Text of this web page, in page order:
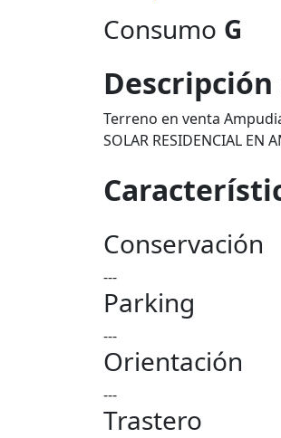
Consumo G
Terreno en venta
SOLAR RESIDENCIAL EN
Conservación
---
Parking
---
Orientación
---
Trastero